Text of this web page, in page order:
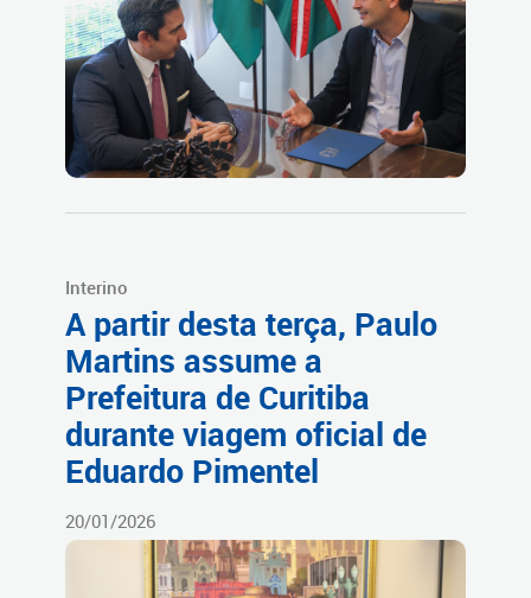
Interino
A partir desta terça, Paulo
Martins assume a
Prefeitura de Curitiba
durante viagem oficial de
Eduardo Pimentel
20/01/2026